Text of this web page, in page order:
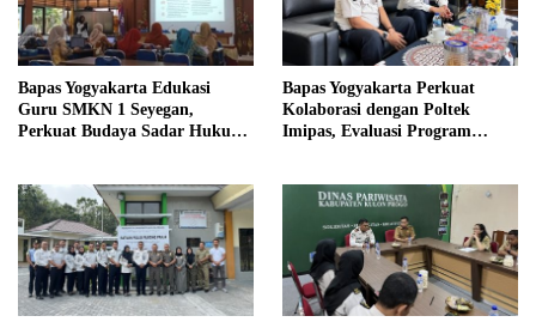
Bapas Yogyakarta Edukasi
Guru SMKN 1 Seyegan,
Perkuat Budaya Sadar Hukum
Bapas Yogyakarta Perkuat
Kolaborasi dengan Poltek
Imipas, Evaluasi Program